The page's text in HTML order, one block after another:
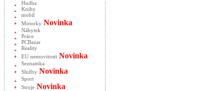
Hudba
Knihy
mobil
Motorky Novinka
Nábytek
Práce
PCBazar
Reality
EU nemovitosti Novinka
Seznamka
Služby Novinka
Sport
Stroje Novinka